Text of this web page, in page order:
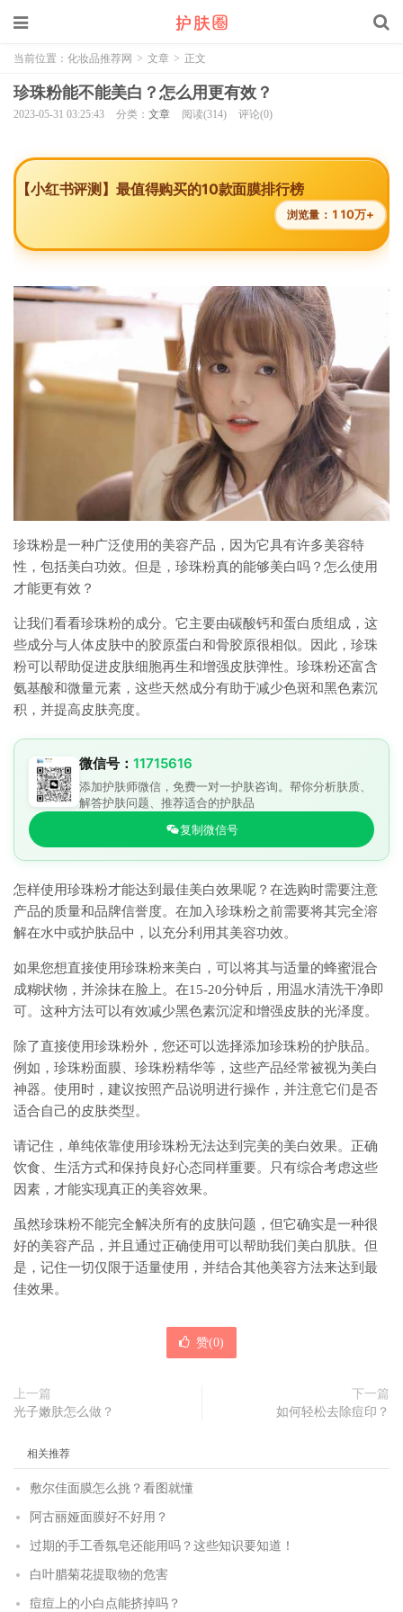
当前位置： 化妆品推荐网 > 文章 > 正文
珍珠粉能不能美白？怎么用更有效？
2023-05-31 03:25:43 分类： 文章 阅读(314) 评论(0)
【小红书评测】最值得购买的10款面膜排行榜
浏览量： 110万+
珍珠粉是一种广泛使用的美容产品，因为它具有许多美容特
性，包括美白功效。但是，珍珠粉真的能够美白吗？怎么使用
才能更有效？
让我们看看珍珠粉的成分。它主要由碳酸钙和蛋白质组成，这
些成分与人体皮肤中的胶原蛋白和骨胶原很相似。因此，珍珠
粉可以帮助促进皮肤细胞再生和增强皮肤弹性。珍珠粉还富含
氨基酸和微量元素，这些天然成分有助于减少色斑和黑色素沉
积，并提高皮肤亮度。
微信号： 11715616
添加护肤师微信，免费一对一护肤咨询。帮你分析肤质、
解答护肤问题、推荐适合的护肤品
复制微信号
怎样使用珍珠粉才能达到最佳美白效果呢？在选购时需要注意
产品的质量和品牌信誉度。在加入珍珠粉之前需要将其完全溶
解在水中或护肤品中，以充分利用其美容功效。
如果您想直接使用珍珠粉来美白，可以将其与适量的蜂蜜混合
成糊状物，并涂抹在脸上。在15-20分钟后，用温水清洗干净即
可。这种方法可以有效减少黑色素沉淀和增强皮肤的光泽度。
除了直接使用珍珠粉外，您还可以选择添加珍珠粉的护肤品。
例如，珍珠粉面膜、珍珠粉精华等，这些产品经常被视为美白
神器。使用时，建议按照产品说明进行操作，并注意它们是否
适合自己的皮肤类型。
请记住，单纯依靠使用珍珠粉无法达到完美的美白效果。正确
饮食、生活方式和保持良好心态同样重要。只有综合考虑这些
因素，才能实现真正的美容效果。
虽然珍珠粉不能完全解决所有的皮肤问题，但它确实是一种很
好的美容产品，并且通过正确使用可以帮助我们美白肌肤。但
是，记住一切仅限于适量使用，并结合其他美容方法来达到最
佳效果。
赞(0)
上一篇
光子嫩肤怎么做？
下一篇
如何轻松去除痘印？
相关推荐
敷尔佳面膜怎么挑？看图就懂
阿古丽娅面膜好不好用？
过期的手工香氛皂还能用吗？这些知识要知道！
白叶腊菊花提取物的危害
痘痘上的小白点能挤掉吗？